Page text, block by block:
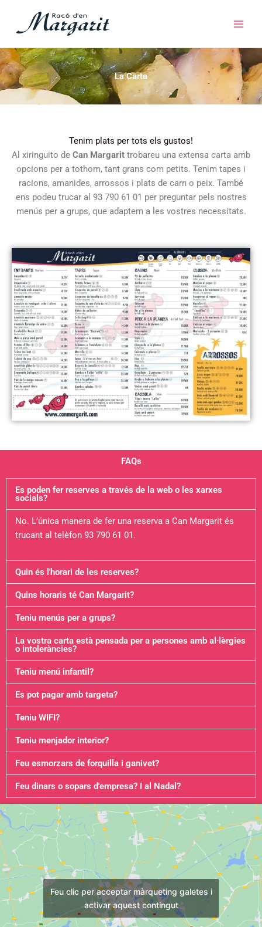
contingut
La Carta
Tenim plats per tots els gustos!
Al xiringuito de Can Margarit trobareu una extensa carta amb
opcions per a tothom, tant grans com petits. Tenim tapes i
racions, amanides, arrossos i plats de carn o peix. També
ens podeu trucar al 93 790 61 01 per preguntar pels nostres
menús per a grups, que adaptem a les vostres necessitats.
FAQs
Es poden fer reserves a través de la web o les xarxes
socials?
No. L’única manera de fer una reserva a Can Margarit és
trucant al telèfon 93 790 61 01.
Quin és l'horari de les reserves?
Quins horaris té Can Margarit?
Teniu menús per a grups?
La vostra carta està pensada per a persones amb al·lèrgies
o intoleràncies?
Teniu menú infantil?
Es pot pagar amb targeta?
Teniu WIFI?
Teniu menjador interior?
Feu esmorzars de forquilla i ganivet?
Feu dinars o sopars d'empresa? I al Nadal?
Feu clic per acceptar màrqueting galetes i
activar aquest contingut